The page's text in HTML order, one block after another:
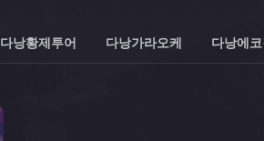
다낭황제투어 다낭가라오케 다낭에